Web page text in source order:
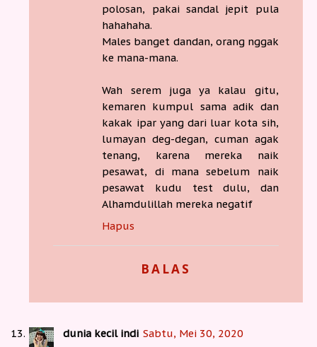
polosan, pakai sandal jepit pula
hahahaha.
Males banget dandan, orang nggak
ke mana-mana.
Wah serem juga ya kalau gitu,
kemaren kumpul sama adik dan
kakak ipar yang dari luar kota sih,
lumayan deg-degan, cuman agak
tenang, karena mereka naik
pesawat, di mana sebelum naik
pesawat kudu test dulu, dan
Alhamdulillah mereka negatif
Hapus
BALAS
dunia kecil indi Sabtu, Mei 30, 2020